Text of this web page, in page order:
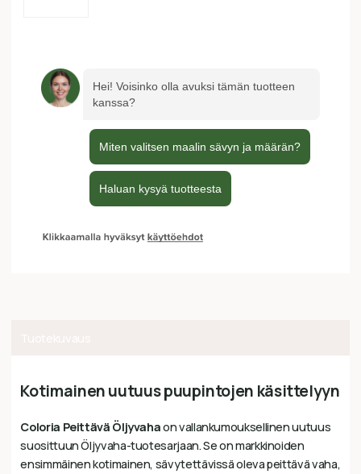
Kotimainen uutuus puupintojen käsittelyyn
Coloria Peittävä Öljyvahaon vallankumouksellinen uutuus
suosittuun Öljyvaha-tuotesarjaan. Se on markkinoiden
ensimmäinen kotimainen, sävytettävissä oleva peittävä vaha,